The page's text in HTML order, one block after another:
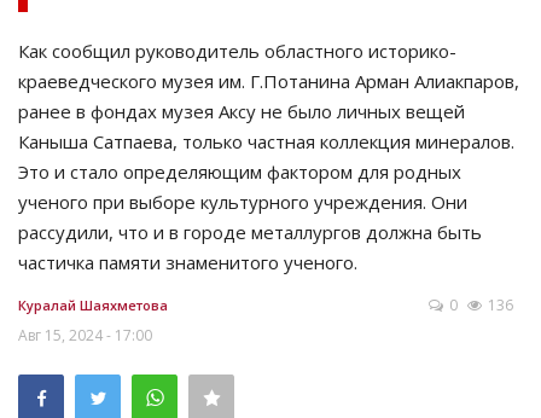
Как сообщил руководитель областного историко-
краеведческого музея им. Г.Потанина Арман Алиакпаров,
ранее в фондах музея Аксу не было личных вещей
Каныша Сатпаева, только частная коллекция минералов.
Это и стало определяющим фактором для родных
ученого при выборе культурного учреждения. Они
рассудили, что и в городе металлургов должна быть
частичка памяти знаменитого ученого.
Куралай Шаяхметова
Авг 15, 2024 - 17:00
0 136